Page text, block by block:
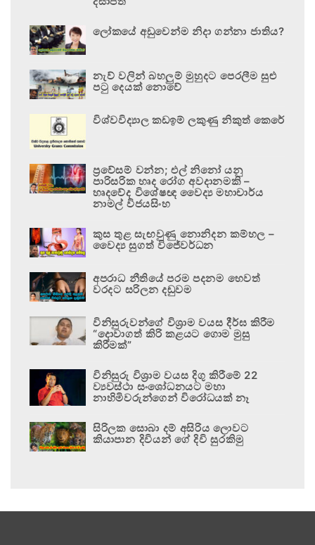
ලෝකයේ අඩුවෙන්ම නිදා ගන්නා ජාතිය?
නැව් වලින් බහලුම් මුහුදට පෙරලීම සුළු
පටු දෙයක් නොවේ
විශ්වවිද්‍යාල කඩඉම් ලකුණු නිකුත් කෙරේ
ප්‍රවේසම් වන්න; එල් නිනෝ යනු
පාරිසරික හෘද රෝග අවදානමකි –
හෘදවේද විශේෂඥ වෛද්‍ය මහාචාර්ය
නාමල් විජයසිංහ
කුස තුළ සැඟවුණු නොනිදන කම්හල –
වෛද්‍ය සුගත් විජේවර්ධන
අපරාධ නීතියේ පරම පදනම හෙවත්
වරදට සරිලන දඬුවම
විනිසුරුවන්ගේ විශ්‍රාම වයස දීර්ඝ කිරීම
“දොවාගත් කිරි කළයට ගොම මුසු
කිරීමක්”
විනිසුරු විශ්‍රාම වයස දිගු කිරීමේ 22
ව්‍යවස්ථා සංශෝධනයට මහා
නාහිමිවරුන්ගෙන් විරෝධයක් නෑ
සිරිලක සොබා දම් අසිරිය ලොවට
කියාපාන දිවියන් ගේ දිවි සුරකිමු